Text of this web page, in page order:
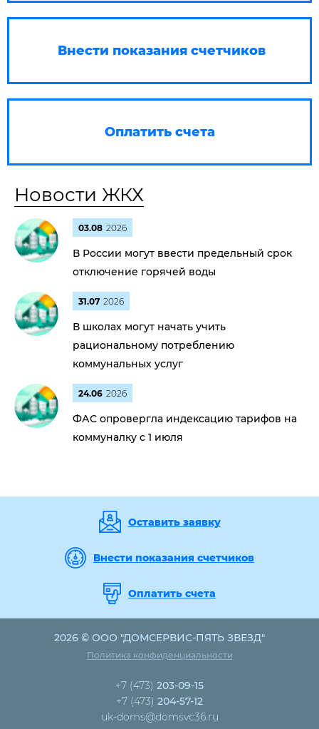
Внести показания счетчиков
Оплатить счета
Новости ЖКХ
03.08 2026
В России могут ввести предельный срок
отключение горячей воды
31.07 2026
В школах могут начать учить
рациональному потреблению
коммунальных услуг
24.06 2026
ФАС опровергла индексацию тарифов на
коммуналку с 1 июля
Оставить заявку
Внести показания счетчиков
Оплатить счета
2026 © ООО "ДОМСЕРВИС-ПЯТЬ ЗВЕЗД"
Политика конфиденциальности
+7 (473) 203-09-15
+7 (473) 204-57-12
uk-doms@domsvc36.ru